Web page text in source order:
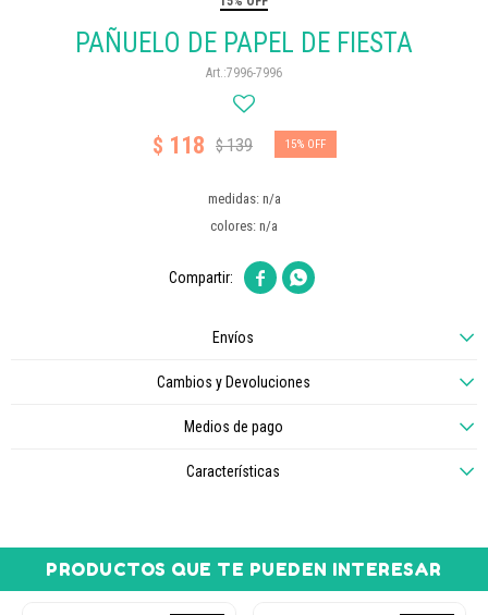
PAÑUELO DE PAPEL DE FIESTA
7996-7996
$ 118 $139 15
medidas: n/a
colores: n/a
 
Envíos
Cambios y Devoluciones
Medios de pago
Características
PRODUCTOS QUE TE PUEDEN INTERESAR